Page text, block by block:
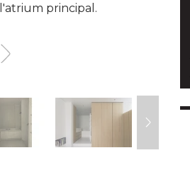
principal.
>